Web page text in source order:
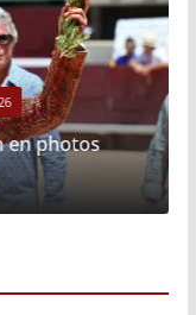
en photos